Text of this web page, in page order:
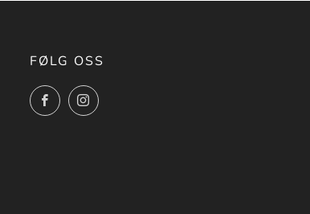
FØLG OSS
FacebookInstagram